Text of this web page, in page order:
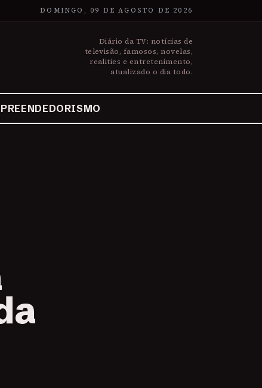
DOMINGO, 09 DE AGOSTO DE 2026
Diário da TV: notícias de
televisão, famosos, novelas,
realities e entretenimento,
atualizado o dia todo.